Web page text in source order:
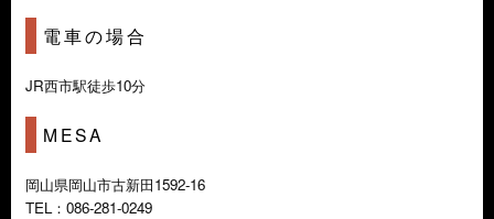
電車の場合
JR西市駅徒歩10分
MESA
岡山県岡山市古新田1592-16
TEL：086-281-0249